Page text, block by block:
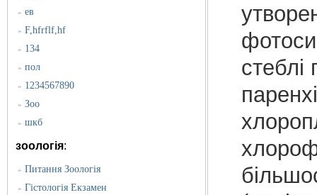
» ев
» F,hfrflf,hf
» 134
» пол
» 1234567890
» Зоо
» шкб
зоологія:
» Питання Зоологія
» Гістологія Екзамен
стеблі